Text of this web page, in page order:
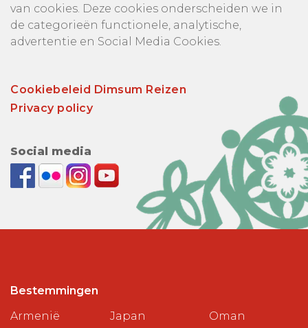
van cookies. Deze cookies onderscheiden we in
de categorieën functionele, analytische,
advertentie en Social Media Cookies.
Cookiebeleid Dimsum Reizen
Privacy policy
Social media
Bestemmingen
Armenië
Japan Oman